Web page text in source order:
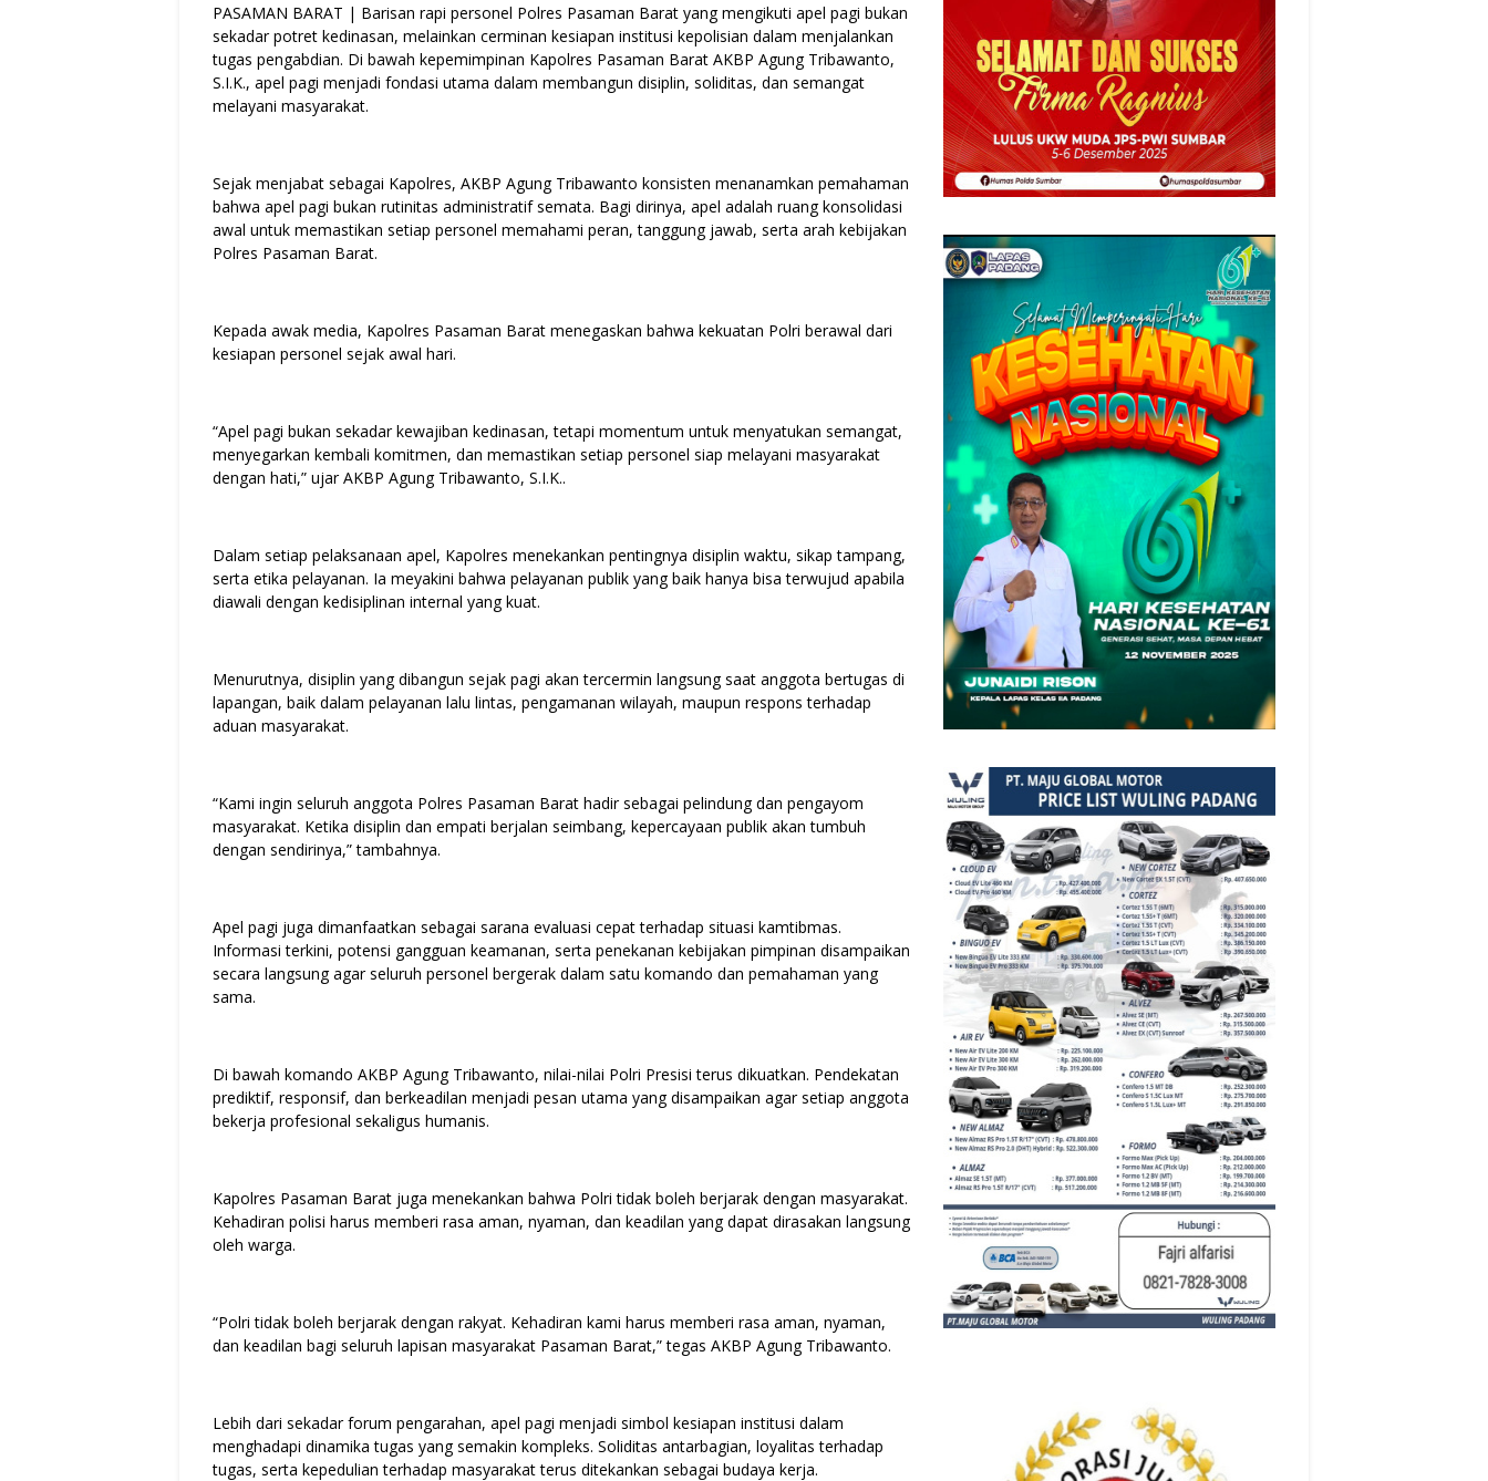
PASAMAN BARAT | Barisan rapi personel Polres Pasaman Barat yang mengikuti apel pagi bukan
sekadar potret kedinasan, melainkan cerminan kesiapan institusi kepolisian dalam menjalankan
tugas pengabdian. Di bawah kepemimpinan Kapolres Pasaman Barat AKBP Agung Tribawanto,
S.I.K., apel pagi menjadi fondasi utama dalam membangun disiplin, soliditas, dan semangat
melayani masyarakat.
Sejak menjabat sebagai Kapolres, AKBP Agung Tribawanto konsisten menanamkan pemahaman
bahwa apel pagi bukan rutinitas administratif semata. Bagi dirinya, apel adalah ruang konsolidasi
awal untuk memastikan setiap personel memahami peran, tanggung jawab, serta arah kebijakan
Polres Pasaman Barat.
Kepada awak media, Kapolres Pasaman Barat menegaskan bahwa kekuatan Polri berawal dari
kesiapan personel sejak awal hari.
“Apel pagi bukan sekadar kewajiban kedinasan, tetapi momentum untuk menyatukan semangat,
menyegarkan kembali komitmen, dan memastikan setiap personel siap melayani masyarakat
dengan hati,” ujar AKBP Agung Tribawanto, S.I.K..
Dalam setiap pelaksanaan apel, Kapolres menekankan pentingnya disiplin waktu, sikap tampang,
serta etika pelayanan. Ia meyakini bahwa pelayanan publik yang baik hanya bisa terwujud apabila
diawali dengan kedisiplinan internal yang kuat.
Menurutnya, disiplin yang dibangun sejak pagi akan tercermin langsung saat anggota bertugas di
lapangan, baik dalam pelayanan lalu lintas, pengamanan wilayah, maupun respons terhadap
aduan masyarakat.
“Kami ingin seluruh anggota Polres Pasaman Barat hadir sebagai pelindung dan pengayom
masyarakat. Ketika disiplin dan empati berjalan seimbang, kepercayaan publik akan tumbuh
dengan sendirinya,” tambahnya.
Apel pagi juga dimanfaatkan sebagai sarana evaluasi cepat terhadap situasi kamtibmas.
Informasi terkini, potensi gangguan keamanan, serta penekanan kebijakan pimpinan disampaikan
secara langsung agar seluruh personel bergerak dalam satu komando dan pemahaman yang
sama.
Di bawah komando AKBP Agung Tribawanto, nilai-nilai Polri Presisi terus dikuatkan. Pendekatan
prediktif, responsif, dan berkeadilan menjadi pesan utama yang disampaikan agar setiap anggota
bekerja profesional sekaligus humanis.
Kapolres Pasaman Barat juga menekankan bahwa Polri tidak boleh berjarak dengan masyarakat.
Kehadiran polisi harus memberi rasa aman, nyaman, dan keadilan yang dapat dirasakan langsung
oleh warga.
“Polri tidak boleh berjarak dengan rakyat. Kehadiran kami harus memberi rasa aman, nyaman,
dan keadilan bagi seluruh lapisan masyarakat Pasaman Barat,” tegas AKBP Agung Tribawanto.
Lebih dari sekadar forum pengarahan, apel pagi menjadi simbol kesiapan institusi dalam
menghadapi dinamika tugas yang semakin kompleks. Soliditas antarbagian, loyalitas terhadap
tugas, serta kepedulian terhadap masyarakat terus ditekankan sebagai budaya kerja.